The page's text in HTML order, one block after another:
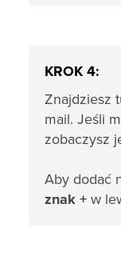
KROK 4:
Znajdziesz
mail. Jeśli
zobaczysz
Aby dodać
znak + w